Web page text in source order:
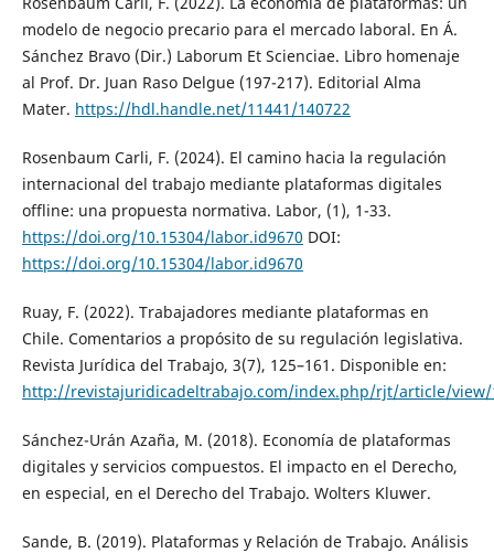
modelo de negocio precario para el mercado laboral. En Á.
Sánchez Bravo (Dir.) Laborum Et Scienciae. Libro homenaje
al Prof. Dr. Juan Raso Delgue (197-217). Editorial Alma
Mater. https://hdl.handle.net/11441/140722
Rosenbaum Carli, F. (2024). El camino hacia la regulación
internacional del trabajo mediante plataformas digitales
offline: una propuesta normativa. Labor, (1), 1-33.
https://doi.org/10.15304/labor.id9670 DOI:
https://doi.org/10.15304/labor.id9670
Ruay, F. (2022). Trabajadores mediante plataformas en
Chile. Comentarios a propósito de su regulación legislativa.
Revista Jurídica del Trabajo, 3(7), 125–161. Disponible en:
http://revistajuridicadeltrabajo.com/index.php/rjt/article/view/
Sánchez-Urán Azaña, M. (2018). Economía de plataformas
digitales y servicios compuestos. El impacto en el Derecho,
en especial, en el Derecho del Trabajo. Wolters Kluwer.
Sande, B. (2019). Plataformas y Relación de Trabajo. Análisis